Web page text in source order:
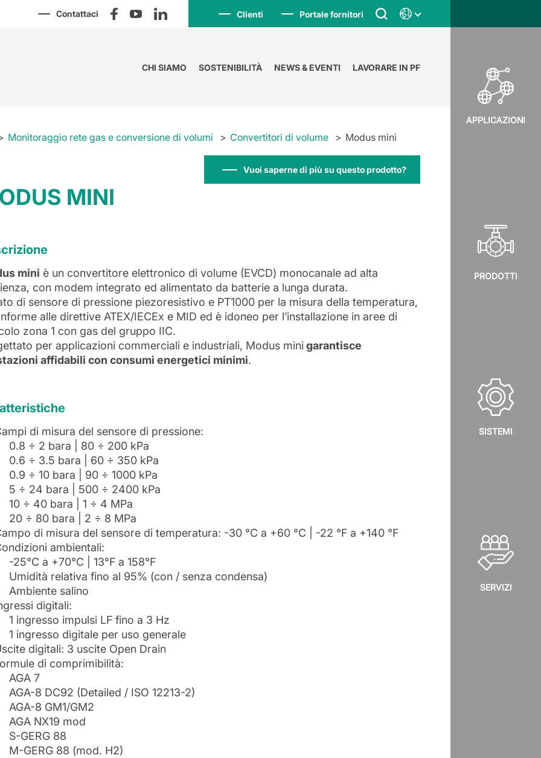
Contattaci Clienti Portale fornitori
CHI SIAMO SOSTENIBILITÀ NEWS & EVENTI LAVORARE IN PF
APPLICAZIONI
PRODOTTI
SISTEMI
SERVIZI
Monitoraggio rete gas e conversione di volumi Convertitori di volume Modus mini
Vuoi saperne di più su questo prodotto?
MINI
mini è un convertitore elettronico di volume (EVCD) monocanale ad alta
con modem integrato ed alimentato da batterie a lunga durata.
di sensore di pressione piezoresistivo e PT1000 per la misura della temperatura,
alle direttive ATEX/IECEx e MID ed è idoneo per l’installazione in aree di
zona 1 con gas del gruppo IIC.
per applicazioni commerciali e industriali, Modus minigarantisce
affidabili con consumi energetici minimi.
di misura del sensore di pressione:
0.8 ÷ 2 bara | 80 ÷ 200 kPa
0.6 ÷ 3.5 bara | 60 ÷ 350 kPa
0.9 ÷ 10 bara | 90 ÷ 1000 kPa
5 ÷ 24 bara | 500 ÷ 2400 kPa
10 ÷ 40 bara | 1 ÷ 4 MPa
20 ÷ 80 bara | 2 ÷ 8 MPa
di misura del sensore di temperatura: -30 °C a +60 °C | -22 °F a +140 °F
ambientali:
-25°C a +70°C | 13°F a 158°F
Umidità relativa fino al 95% (con / senza condensa)
Ambiente salino
digitali:
1 ingresso impulsi LF fino a 3 Hz
1 ingresso digitale per uso generale
digitali: 3 uscite Open Drain
di comprimibilità:
AGA 7
AGA-8 DC92 (Detailed / ISO 12213-2)
AGA-8 GM1/GM2
AGA NX19 mod
S-GERG 88
M-GERG 88 (mod. H2)